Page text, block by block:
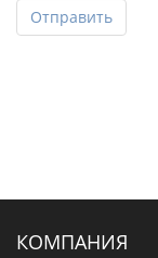
Отправить
КОМПАНИЯ